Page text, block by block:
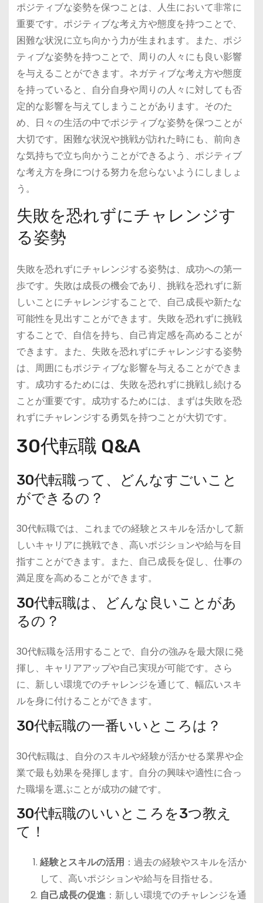
ポジティブな姿勢を保つことは、人生において非常に
重要です。ポジティブな考え方や態度を持つことで、
困難な状況に立ち向かう力が生まれます。また、ポジ
ティブな姿勢を持つことで、周りの人々にも良い影響
を与えることができます。ネガティブな考え方や態度
を持っていると、自分自身や周りの人々に対しても否
定的な影響を与えてしまうことがあります。そのた
め、日々の生活の中でポジティブな姿勢を保つことが
大切です。困難な状況や挑戦が訪れた時にも、前向き
な気持ちで立ち向かうことができるよう、ポジティブ
な考え方を身につける努力を怠らないようにしましょ
う。
失敗を恐れずにチャレンジす
る姿勢
失敗を恐れずにチャレンジする姿勢は、成功への第一
歩です。失敗は成長の機会であり、挑戦を恐れずに新
しいことにチャレンジすることで、自己成長や新たな
可能性を見出すことができます。失敗を恐れずに挑戦
することで、自信を持ち、自己肯定感を高めることが
できます。また、失敗を恐れずにチャレンジする姿勢
は、周囲にもポジティブな影響を与えることができま
す。成功するためには、失敗を恐れずに挑戦し続ける
ことが重要です。成功するためには、まずは失敗を恐
れずにチャレンジする勇気を持つことが大切です。
30代転職 Q&A
30代転職って、どんなすごいこと
ができるの？
30代転職では、これまでの経験とスキルを活かして新
しいキャリアに挑戦でき、高いポジションや給与を目
指すことができます。また、自己成長を促し、仕事の
満足度を高めることができます。
30代転職は、どんな良いことがあ
るの？
30代転職を活用することで、自分の強みを最大限に発
揮し、キャリアアップや自己実現が可能です。さら
に、新しい環境でのチャレンジを通じて、幅広いスキ
ルを身に付けることができます。
30代転職の一番いいところは？
30代転職は、自分のスキルや経験が活かせる業界や企
業で最も効果を発揮します。自分の興味や適性に合っ
た職場を選ぶことが成功の鍵です。
30代転職のいいところを3つ教え
て！
経験とスキルの活用 ：過去の経験やスキルを活か
して、高いポジションや給与を目指せる。
自己成長の促進：新しい環境でのチャレンジを通